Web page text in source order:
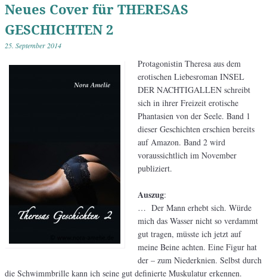
Neues Cover für THERESAS
GESCHICHTEN 2
25. September 2014
Protagonistin Theresa aus dem
erotischen Liebesroman INSEL
DER NACHTIGALLEN schreibt
sich in ihrer Freizeit erotische
Phantasien von der Seele. Band 1
dieser Geschichten erschien bereits
auf Amazon. Band 2 wird
voraussichtlich im November
publiziert.
Auszug:
… Der Mann erhebt sich. Würde
mich das Wasser nicht so verdammt
gut tragen, müsste ich jetzt auf
meine Beine achten. Eine Figur hat
der – zum Niederknien. Selbst durch
die Schwimmbrille kann ich seine gut definierte Muskulatur erkennen.